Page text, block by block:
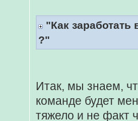
"Как
?"
Итак, мы знаем,
команде будет
тяжело и не факт